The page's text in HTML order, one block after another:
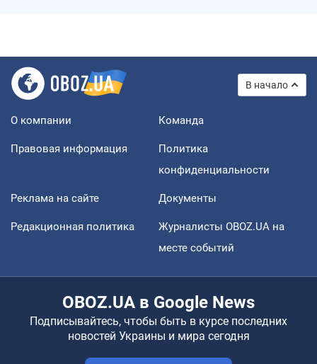
В начало
О компании Команда
Правовая информация
Политика
конфиденциальности
Реклама на сайте Документы
Редакционная политика
Журналисты OBOZ.UA на
месте событий
OBOZ.UA в Google News
Подписывайтесь, чтобы быть в курсе последних
новостей Украины и мира сегодня